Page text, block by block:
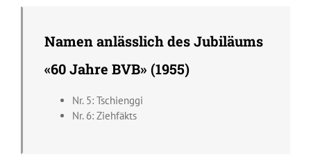
Namen anlässlich des Jubiläums
«60 Jahre BVB» (1955)
Nr. 5: Tschienggi
Nr. 6: Ziehfäkts